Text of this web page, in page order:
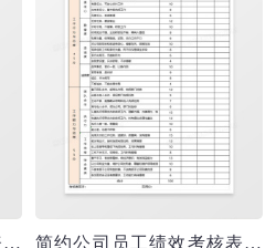
蓝色简约员工绩效考核表（通用版）excel模版
简约公司员工绩效考核表excel模板